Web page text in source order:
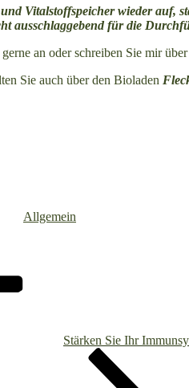
Vitalstoffspeicher wieder auf,
ausschlaggebend für die
an oder schreiben Sie mir
Sie auch über den Bioladen
Allgemein
Stärken Sie Ihr